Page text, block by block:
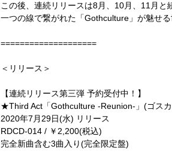
この後、連続リリースは8月、10月、11月と
一つの線で繋がれた「Gothculture」が魅せる
====================
＜リリース＞
【連続リリース第三弾 予約受付中！】
★Third Act「Gothculture -Reunion-」(ゴス
2020年7月29日(水) リリース
RDCD-014 / ￥2,200(税込)
完全新曲含む3曲入り(完全限定盤)